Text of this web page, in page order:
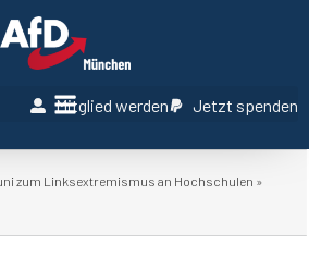
Mitglied werden Jetzt spenden
zum Linksextremismus an Hochschulen »